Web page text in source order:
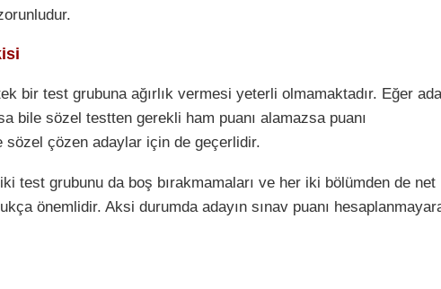
bir test grubuna ağırlık vermesi yeterli olmamaktadır. Eğer
bile sözel testten gerekli ham puanı alamazsa puanı
sözel çözen adaylar için de geçerlidir.
test grubunu da boş bırakmamaları ve her iki bölümden de net
önemlidir. Aksi durumda adayın sınav puanı